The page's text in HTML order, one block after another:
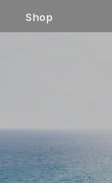
Shop
ン
ス
キ
ッ